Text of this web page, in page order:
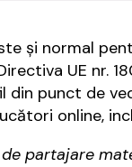
şi normal
UE nr.
din punct de
online,
partajare